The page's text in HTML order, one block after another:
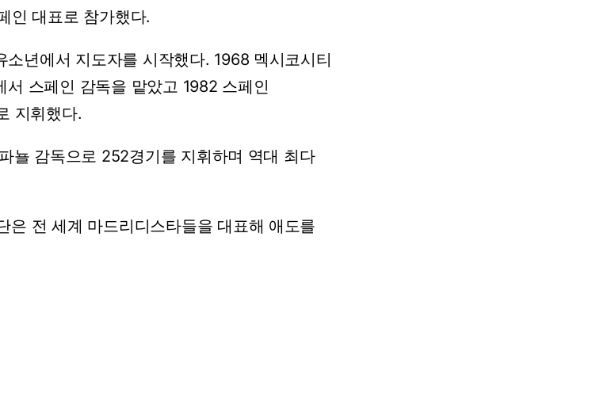
인 대표로 참가했다.
소년에서 지도자를 시작했다. 1968 멕시코시티
서 스페인 감독을 맡았고 1982 스페인
지휘했다.
뇰 감독으로 252경기를 지휘하며 역대 최다
은 전 세계 마드리디스타들을 대표해 애도를